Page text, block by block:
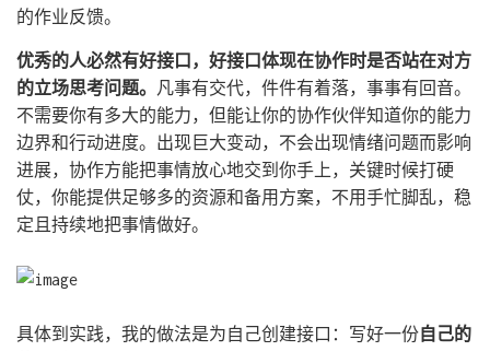
的作业反馈。
优秀的人必然有好接口，好接口体现在协作时是否站在对方
的立场思考问题。
凡事有交代，件件有着落，事事有回音。
不需要你有多大的能力，但能让你的协作伙伴知道你的能力
边界和行动进度。出现巨大变动，不会出现情绪问题而影响
进展，协作方能把事情放心地交到你手上，关键时候打硬
仗，你能提供足够多的资源和备用方案，不用手忙脚乱，稳
定且持续地把事情做好。
具体到实践，我的做法是为自己创建接口：写好一份自己的